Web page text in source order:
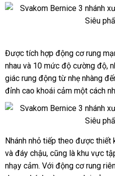
3
điểm
G
cao
cấp
Bernice
dương
vật
giả
nhánh
rồng
massage
điểm
Được tích hợp động cơ rung
nhau đặt
mua
và 10 mức độ cường độ,
giác rung động từ nhẹ nhàng
đỉnh cao khoái cảm một cách
Svakom
Bernice
dương
Nhánh nhỏ theo
yêu
cầu
tiếp theo ở
đâu
được thiết
và đáy chậuLazada
, tổng
hợp
cũng là khu vực
nhạy cảmđăng
. Với động cơ rung cũ